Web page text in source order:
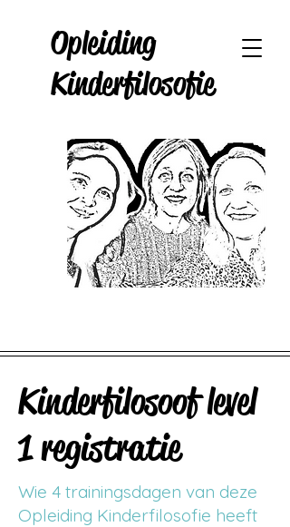
Opleiding
Kinderfilosofie
Kinderfilosoof level
1 registratie
Wie 4 trainingsdagen van deze
Opleiding Kinderfilosofie heeft